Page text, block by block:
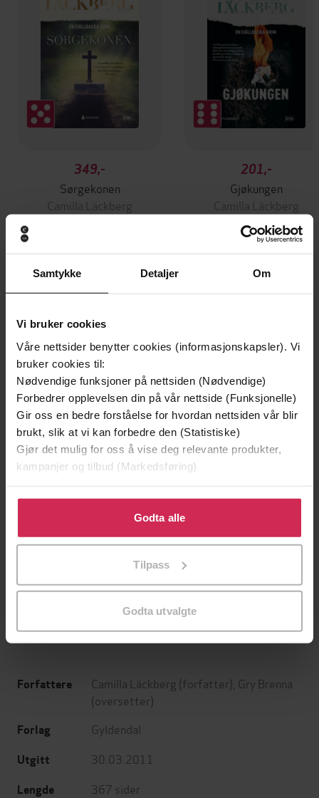
Samtykke Detaljer Om
Vi bruker cookies
Våre nettsider benytter cookies (informasjonskapsler). Vi
bruker cookies til:
Nødvendige funksjoner på nettsiden (Nødvendige)
Forbedrer opplevelsen din på vår nettside (Funksjonelle)
Gir oss en bedre forståelse for hvordan nettsiden vår blir
brukt, slik at vi kan forbedre den (Statistiske)
Gjør det mulig for oss å vise deg relevante produkter,
kampanjer og tilbud (Markedsføring)
Klikk på «Godta alle» for å gi oss ditt samtykke til å
bruke cookies for alle disse formålene. Du kan også
tilpasse ditt samtykke til spesifikke formål ved å klikke
Godta alle
Tilpass
Godta utvalgte
349,-
Sørgekonen
Camilla Läckberg
201,-
Gjøkungen
Camilla Läckberg
Andre har også kjøpt
Camilla Läckberg
Camilla Läckberg
Forfattere Camilla Läckberg (forfatter), Gry Brenna
(oversetter)
Forlag Gyldendal
Utgitt 30.03.2011
Lengde 367 sider